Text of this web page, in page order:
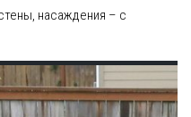
насаждения – с